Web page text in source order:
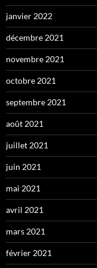
janvier 2022
décembre 2021
novembre 2021
octobre 2021
septembre 2021
août 2021
juillet 2021
juin 2021
mai 2021
avril 2021
mars 2021
février 2021